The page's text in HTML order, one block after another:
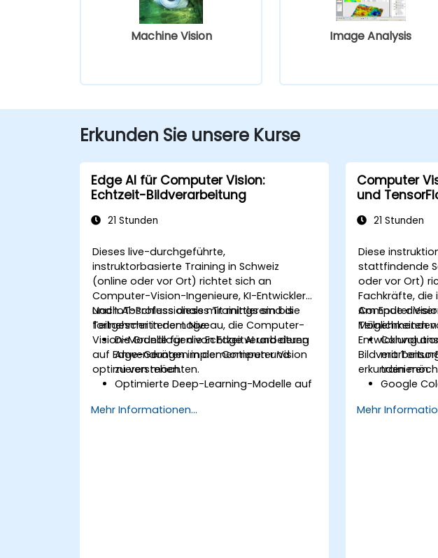
Machine Vision Image Analysis
Erkunden Sie unsere Kurse
Edge AI für Computer Vision:
Echtzeit-Bildverarbeitung
21 Stunden
Dieses live-durchgeführte,
instruktorbasierte Training in Schweiz
(online oder vor Ort) richtet sich an
Computer-Vision-Ingenieure, KI-Entwickler
und IoT-Professionals mit mittlerem bis
fortgeschrittenem Niveau, die Computer-
Vision-Modelle für die Echtzeitverarbeitung
auf Edge-Geräten implementieren und
optimieren möchten.
Nach Abschluss dieses Trainings sind die
Teilnehmer in der Lage:
Die Grundlagen von Edge AI und deren
Anwendungen in der Computer Vision
zu verstehen.
Optimierte Deep-Learning-Modelle auf
Videoanalyse bereitzustellen.
Mehr Informationen...
Computer
und
21 Stunden
Diese
stattfindende
oder vor Ort)
Fachkräfte, die
Computer
Möglichkeiten
Entwicklung
erkunden
Am Ende
mit
trainieren.
Google
Mehr